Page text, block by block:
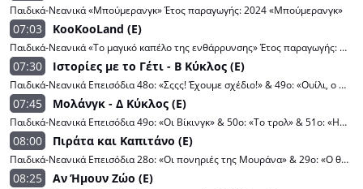
Παιδικά-Νεανικά «Μπούμερανγκ» Έτος παραγωγής: 2024 «Μπούμερανγκ»
07:03 KooKooLand (E)
Παιδικά-Νεανικά «Το μαγικό καπέλο της ενθάρρυνσης» Έτος παραγωγής: 2022 Καμιά φορά όλοι χρειαζόμαστε ενθάρρυνση για να τα καταφέρουμε. Ο Λάμπρος φοβάται τις γέφυρες και το Ρομπότ τους τρομερούς Μποργκ του διαστήματος. Ακούγονται οι φωνές των:Αντώνης Κρόμπας – Λάμπρος ο Δεινόσαυρος + voice director Λευτέρης Ελευθερίου – Koobot το Ρομπότ Κατερίνα Τσεβά – Χρύσα η Μύγα Μαρία Σαμάρκου – Γάτα η Σουριγάτα Τατιάννα Καλατζή – Βάγια η Κουκουβάγια Σκηνοθεσία: Ivan Salfa Υπεύθυνη μυθοπλασίας - σενάριο: Θεοδώρα Κατσιφή Σεναριακή Ομάδα: Λίλια Γκούνη-Σοφικίτη, Όλγα Μανάρα Επιστημονική Συνεργάτης, Αναπτυξιακή Ψυχολόγος: Σουζάνα Παπαφάγου Μουσική και ενορχήστρωση: Σταμάτης Σταματάκης Στίχοι: Άρης Δαβαράκης Χορογράφος: Ευδοκία Βεροπούλου Χορευτές:Δανάη Γρίβα Άννα Δασκάλου Ράνια Κολιού Χριστίνα Μάρκου Κατερίνα Μήτσιου Νατάσσα Νίκου Δημήτρης Παπακυριαζής Σπύρος Παυλίδης Ανδρόνικος Πολυδώρου Βασιλική Ρήγα Ενδυματολόγος: Άννα Νομικού Κατασκευή 3D Unreal engine: WASP STUDIOCreative Director: Γιώργος Ζάμπας, ROOFTOP IKEΤίτλοι – Γραφικά: Δημήτρης Μπέλλος, Νίκος Ούτσικας Τίτλοι-Art Direction Supervisor: Άγγελος Ρούβας Line Producer: Ευάγγελος Κυριακίδης Βοηθός Οργάνωσης Παραγωγής: Νίκος Θεοτοκάς Εταιρεία Παραγωγής: Feelgood Productions Executive Producers: Φρόσω Ράλλη - Γιάννης Εξηντάρης Παραγωγός: Ειρήνη Σουγανίδου
07:30 Ιστορίες με το Γέτι - B Κύκλος (E)
Παιδικά-Νεανικά Επεισόδια 48ο: «Σςςς! Έχουμε σχέδιο!» & 49ο: «Ουίλι, ο πρωταθλητής» Ένα ζεστό και χνουδωτό λούτρινο Γέτι είναι η μασκότ του τοπικού βιβλιοπωλείου. Όταν και ο τελευταίος πελάτης φεύγει, το Γέτι ζωντανεύει για να διαβάσει στους φίλους του τα αγαπημένα του βιβλία.
07:45 Μολάνγκ - Δ Κύκλος (E)
Παιδικά-Νεανικά Επεισόδια 49ο: «Oι Βίκινγκ» & 50ο: «Το τρολ» & 51ο: «Η επίσκεψη του Καίσαρα» Επεισόδια 49ο: «Oι Βίκινγκ» & 50ο: «Το τρολ» & 51ο: «Η επίσκεψη του Καίσαρα»
08:00 Πιράτα και Καπιτάνο (E)
Παιδικά-Νεανικά Επεισόδια 28ο: «Οι πονηριές της Μουράνα» & 29ο: «Ο θησαυρός του Σκορπιού» & 30ο: «Χαρτογραφώντας τα άστρα» Έτος παραγωγής: 2017 Επεισόδια 28ο: «Οι πονηριές της Μουράνα» & 29ο: «Ο θησαυρός του Σκορπιού» & 30ο: «Χαρτογραφώντας τα άστρα»
08:25 Αν Ήμουν Ζώο (E)